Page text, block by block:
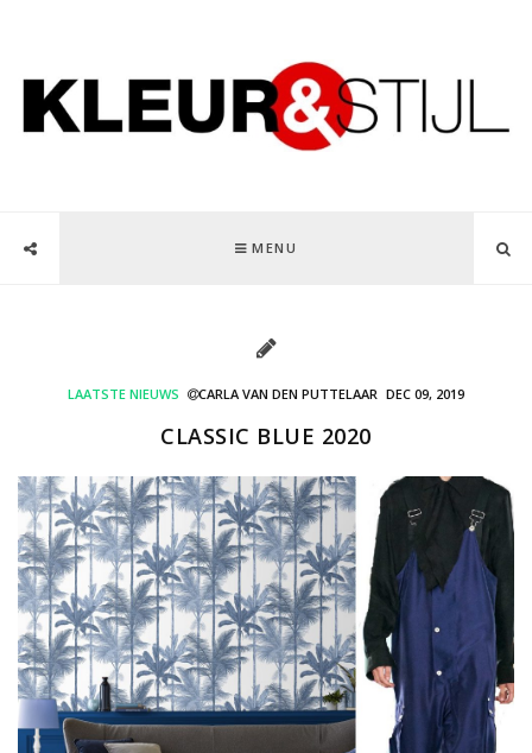
MENU
LAATSTE NIEUWS CARLA VAN DEN PUTTELAAR DEC 09, 2019
CLASSIC BLUE 2020